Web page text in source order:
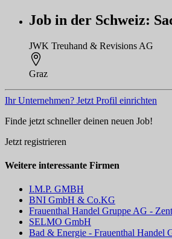
Job in der Schweiz:
JWK Treuhand & Revisions AG
Graz
Ihr Unternehmen? Jetzt Profil einrichten
Finde jetzt schneller deinen neuen Job!
Jetzt registrieren
Weitere interessante Firmen
I.M.P. GMBH
BNI GmbH & Co.KG
Frauenthal Handel Gruppe AG -
SELMO GmbH
Bad & Energie - Frauenthal Handel